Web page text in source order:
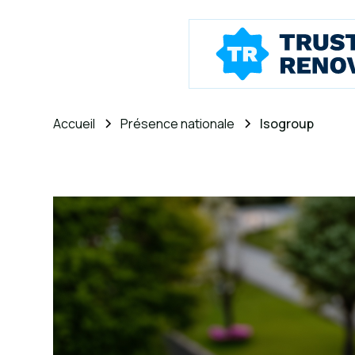
Accueil Présence nationale Isogroup